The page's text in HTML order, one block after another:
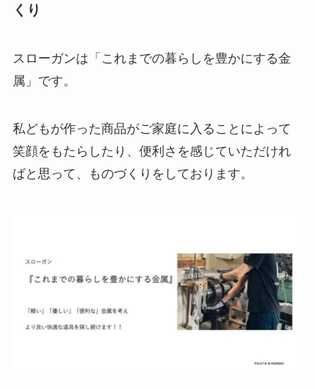
くり
スローガンは「これまでの暮らしを豊かにする金
属」です。
私どもが作った商品がご家庭に入ることによって
笑顔をもたらしたり、便利さを感じていただけれ
ばと思って、ものづくりをしております。